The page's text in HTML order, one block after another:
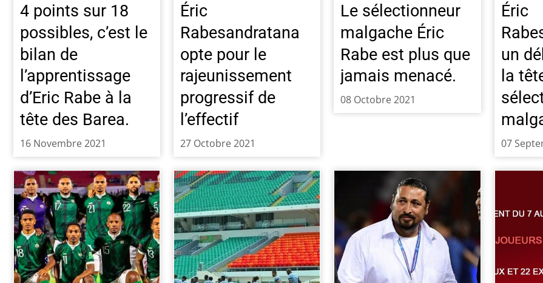
4 points sur 18
possibles, c’est le
bilan de
l’apprentissage
d’Eric Rabe à la
tête des Barea.
16 Novembre 2021
Éric
Rabesandratana
opte pour le
rajeunissement
progressif de
l’effectif
27 Octobre 2021
Le sélectionneur
malgache Éric
Rabe est plus que
jamais menacé.
08 Octobre 2021
Éric
un
la
07